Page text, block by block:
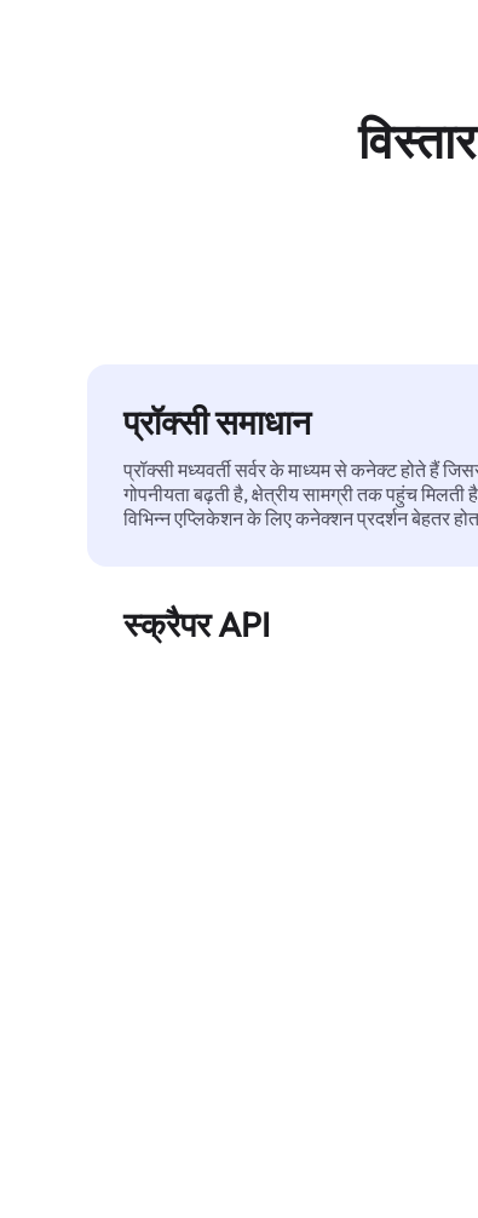
प्रॉक्सी समाधान
प्रॉक्सी मध्यवर्ती सर्वर के माध्यम से कनेक्ट होते हैं
गोपनीयता बढ़ती है, क्षेत्रीय सामग्री तक पहुंच मिलती
विभिन्न एप्लिकेशन के लिए कनेक्शन प्रदर्शन बेहतर
स्क्रैपर API